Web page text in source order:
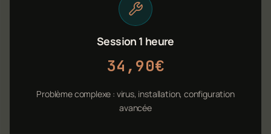
Session 1 heure
34,90€
Problème complexe : virus, installation, configuration
avancée